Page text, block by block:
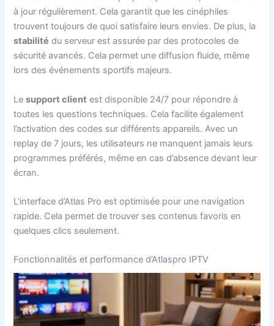
à jour régulièrement. Cela garantit que les cinéphiles
trouvent toujours de quoi satisfaire leurs envies. De plus, la
stabilité du serveur est assurée par des protocoles de
sécurité avancés. Cela permet une diffusion fluide, même
lors des événements sportifs majeurs.
Lesupport client est disponible 24/7 pour répondre à
toutes les questions techniques. Cela facilite également
l’activation des codes sur différents appareils. Avec un
replay de 7 jours, les utilisateurs ne manquent jamais leurs
programmes préférés, même en cas d’absence devant leur
écran.
L’interface d’Atlas Pro est optimisée pour une navigation
rapide. Cela permet de trouver ses contenus favoris en
quelques clics seulement.
Fonctionnalités et performance d’Atlaspro IPTV